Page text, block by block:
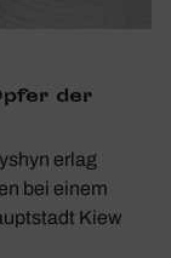
der
erlag
bei einem
Kiew